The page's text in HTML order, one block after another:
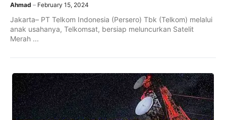
Ahmad February 15, 2024
Jakarta– PT Telkom Indonesia (Persero) Tbk (Telkom) melalui
anak usahanya, Telkomsat, bersiap meluncurkan Satelit
Merah ...